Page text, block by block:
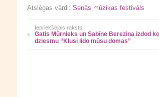
Atslēgas vārdi: Senās mūzikas festivāls
Iepriekšējais raksts
Gatis Mūrnieks un Sabīne Berezina izdod
dziesmu “Klusi lido mūsu domas”